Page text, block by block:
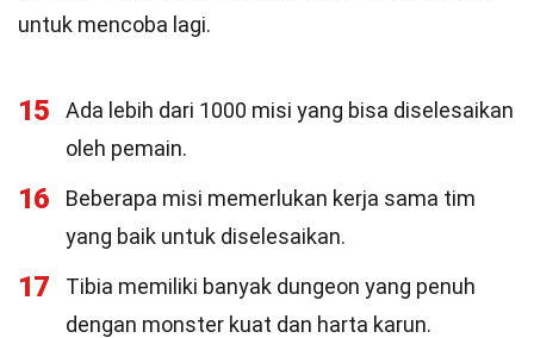
untuk mencoba lagi.
15
Ada lebih dari 1000 misi yang bisa diselesaikan
oleh pemain.
16
Beberapa misi memerlukan kerja sama tim
yang baik untuk diselesaikan.
17
Tibia memiliki banyak dungeon yang penuh
dengan monster kuat dan harta karun.